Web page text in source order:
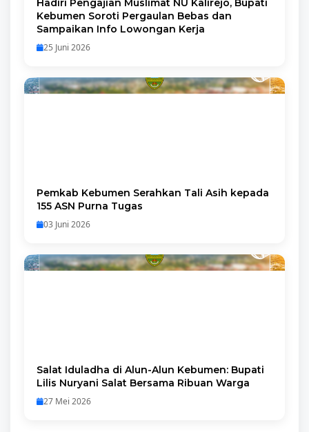
Hadiri Pengajian Muslimat NU Kalirejo, Bupati
Kebumen Soroti Pergaulan Bebas dan
Sampaikan Info Lowongan Kerja
25 Juni 2026
Pemkab Kebumen Serahkan Tali Asih kepada
155 ASN Purna Tugas
03 Juni 2026
Salat Iduladha di Alun-Alun Kebumen: Bupati
Lilis Nuryani Salat Bersama Ribuan Warga
27 Mei 2026